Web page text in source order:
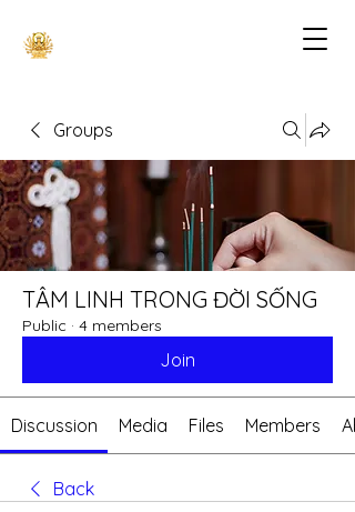
Groups
TÂM LINH TRONG ĐỜI SỐNG
Public · 4 members
Join
Discussion Media Files Members
Back